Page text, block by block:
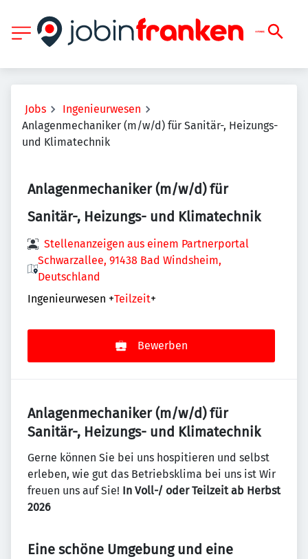
Jobs
Ingenieurwesen
Anlagenmechaniker (m/w/d) für Sanitär-, Heizungs-
und Klimatechnik
Anlagenmechaniker (m/w/d) für
Sanitär-, Heizungs- und Klimatechnik
Stellenanzeigen aus einem Partnerportal
Schwarzallee, 91438 Bad Windsheim,
Deutschland
Ingenieurwesen +Teilzeit+
Bewerben
Anlagenmechaniker (m/w/d) für
Sanitär-, Heizungs- und Klimatechnik
Gerne können Sie bei uns hospitieren und selbst
erleben, wie gut das Betriebsklima bei uns ist Wir
freuen uns auf Sie! In Voll-/ oder Teilzeit ab Herbst
2026
Eine schöne Umgebung und eine